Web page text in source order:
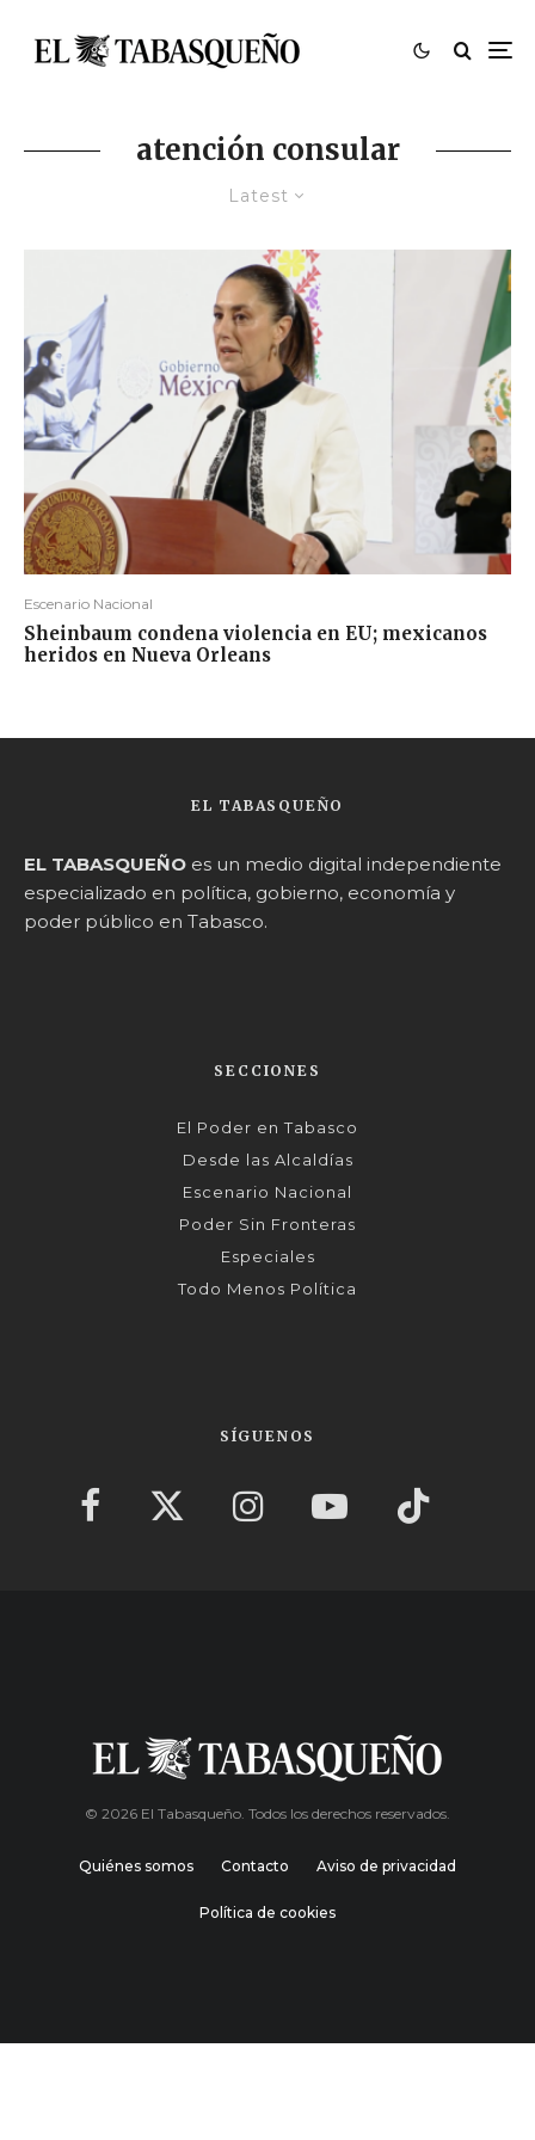
atención consular
Latest
Escenario Nacional
Sheinbaum condena violencia en EU; mexicanos
heridos en Nueva Orleans
EL TABASQUEÑO
EL TABASQUEÑO es un medio digital independiente
especializado en política, gobierno, economía y
poder público en Tabasco.
SECCIONES
El Poder en Tabasco
Desde las Alcaldías
Escenario Nacional
Poder Sin Fronteras
Especiales
Todo Menos Política
SÍGUENOS
© 2026 El Tabasqueño. Todos los derechos reservados.
Quiénes somos Contacto Aviso de privacidad
Política de cookies